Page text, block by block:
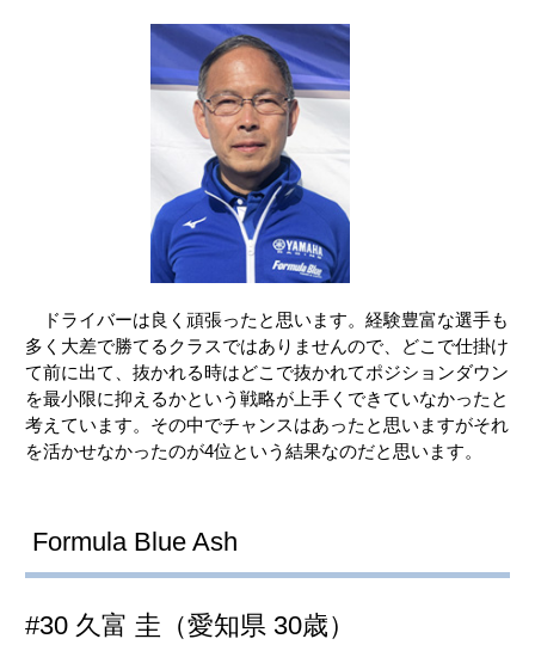
ドライバーは良く頑張ったと思います。経験豊富な選手も
多く大差で勝てるクラスではありませんので、どこで仕掛け
て前に出て、抜かれる時はどこで抜かれてポジションダウン
を最小限に抑えるかという戦略が上手くできていなかったと
考えています。その中でチャンスはあったと思いますがそれ
を活かせなかったのが4位という結果なのだと思います。
Formula Blue Ash
#30 久富 圭（愛知県 30歳）